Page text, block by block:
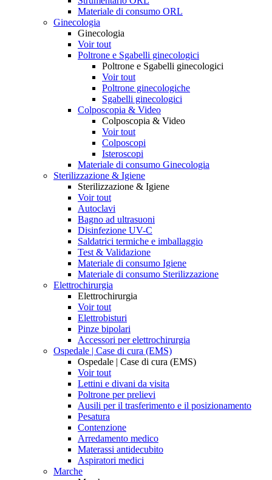
Materiale di consumo ORL
Ginecologia
Ginecologia
Voir tout
Poltrone e Sgabelli ginecologici
Poltrone e Sgabelli ginecologici
Voir tout
Poltrone ginecologiche
Sgabelli ginecologici
Colposcopia & Video
Colposcopia & Video
Voir tout
Colposcopi
Isteroscopi
Materiale di consumo Ginecologia
Sterilizzazione & Igiene
Sterilizzazione & Igiene
Voir tout
Autoclavi
Bagno ad ultrasuoni
Disinfezione UV-C
Saldatrici termiche e imballaggio
Test & Validazione
Materiale di consumo Igiene
Materiale di consumo Sterilizzazione
Elettrochirurgia
Elettrochirurgia
Voir tout
Elettrobisturi
Pinze bipolari
Accessori per elettrochirurgia
Ospedale | Case di cura (EMS)
Ospedale | Case di cura (EMS)
Voir tout
Lettini e divani da visita
Poltrone per prelievi
Ausili per il trasferimento e il posizionamento
Pesatura
Contenzione
Arredamento medico
Materassi antidecubito
Aspiratori medici
Marche